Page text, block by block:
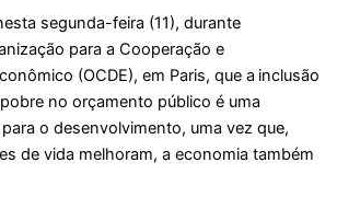
segunda-feira (11), durante
para a Cooperação e
(OCDE), em Paris, que a inclusão
no orçamento público é uma
o desenvolvimento, uma vez que,
de vida melhoram, a economia também